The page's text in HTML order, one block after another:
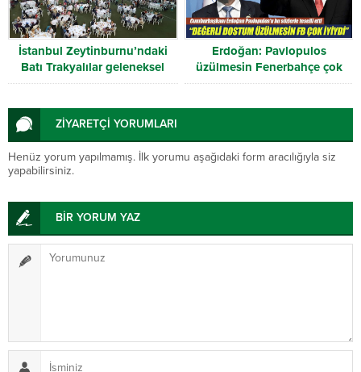
İstanbul Zeytinburnu’ndaki
Batı Trakyalılar geleneksel
iftar’da buluştu
Erdoğan: Pavlopulos
üzülmesin Fenerbahçe çok
iyiydi
ZİYARETÇİ YORUMLARI
Henüz yorum yapılmamış. İlk yorumu aşağıdaki form aracılığıyla siz
yapabilirsiniz.
BİR YORUM YAZ